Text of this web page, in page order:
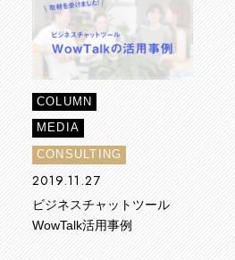
COLUMN
MEDIA
CONSULTING
2019.11.27
ビジネスチャットツール
WowTalk活用事例